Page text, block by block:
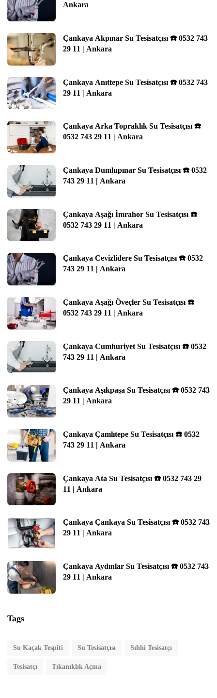
Ankara
Çankaya Akpınar Su Tesisatçısı ☎️ 0532 743
29 11 | Ankara
Çankaya Anıttepe Su Tesisatçısı ☎️ 0532 743
29 11 | Ankara
Çankaya Arka Topraklık Su Tesisatçısı ☎️
0532 743 29 11 | Ankara
Çankaya Dumlupınar Su Tesisatçısı ☎️ 0532
743 29 11 | Ankara
Çankaya Aşağı İmrahor Su Tesisatçısı ☎️
0532 743 29 11 | Ankara
Çankaya Cevizlidere Su Tesisatçısı ☎️ 0532
743 29 11 | Ankara
Çankaya Aşağı Öveçler Su Tesisatçısı ☎️
0532 743 29 11 | Ankara
Çankaya Cumhuriyet Su Tesisatçısı ☎️ 0532
743 29 11 | Ankara
Çankaya Aşıkpaşa Su Tesisatçısı ☎️ 0532 743
29 11 | Ankara
Çankaya Çamlıtepe Su Tesisatçısı ☎️ 0532
743 29 11 | Ankara
Çankaya Ata Su Tesisatçısı ☎️ 0532 743 29
11 | Ankara
Çankaya Çankaya Su Tesisatçısı ☎️ 0532 743
29 11 | Ankara
Çankaya Aydınlar Su Tesisatçısı ☎️ 0532 743
29 11 | Ankara
Tags
Su Kaçak Tespiti Su Tesisatçısı Sıhhi Tesisatçı
Tesisatçı Tıkanıklık Açma